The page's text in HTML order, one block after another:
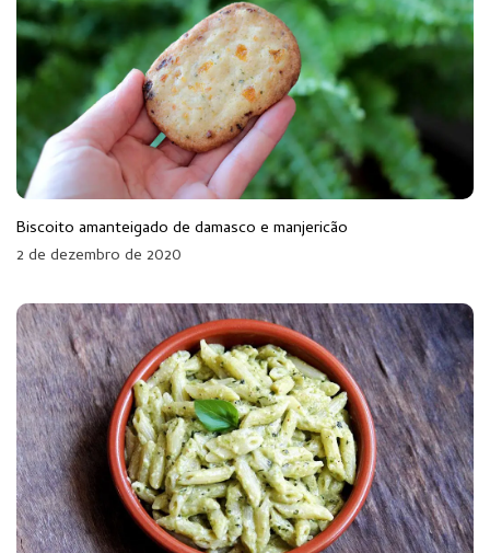
Biscoito amanteigado de damasco e manjericão
2 de dezembro de 2020